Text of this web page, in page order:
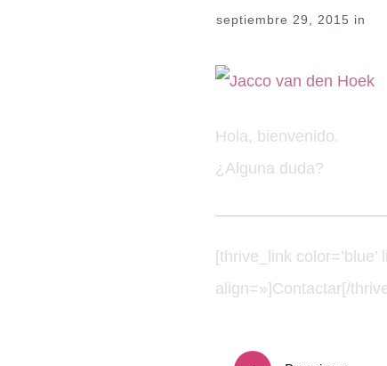
septiembre 29, 2015 in
Hola, bienvenido.
¿Alguna duda?
[thrive_link color=’blue’
align=»]Contactar[/